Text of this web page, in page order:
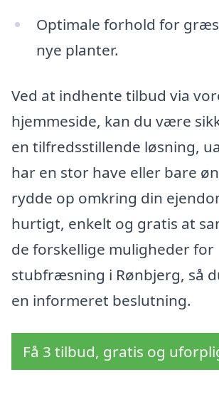
Optimale forhold for
nye planter.
Ved at indhente tilbud via
hjemmeside, kan du være
en tilfredsstillende løsning,
har en stor have eller bare
rydde op omkring din
hurtigt, enkelt og gratis at
de forskellige muligheder for
stubfræsning i Rønbjerg, så
en informeret beslutning.
Få 3 tilbud, gratis og